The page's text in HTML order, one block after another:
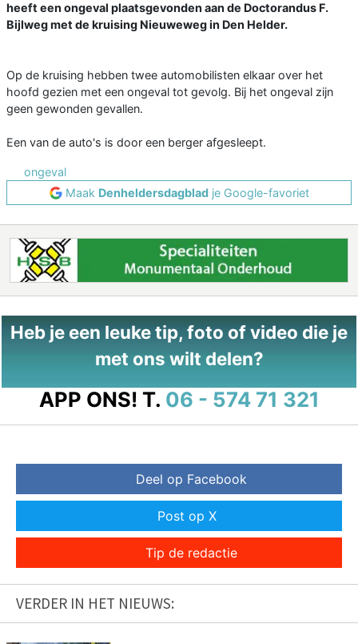
heeft een ongeval plaatsgevonden aan de Doctorandus F.
Bijlweg met de kruising Nieuweweg in Den Helder.
Op de kruising hebben twee automobilisten elkaar over het
hoofd gezien met een ongeval tot gevolg. Bij het ongeval zijn
geen gewonden gevallen.
Een van de auto's is door een berger afgesleept.
ongeval
Maak Denheldersdagbladje Google-favoriet
Heb je een leuke tip, foto of video die je
met ons wilt delen?
APP ONS! T. 06 - 574 71 321
Deel op Facebook
Post op X
Tip de redactie
VERDER IN HET NIEUWS: